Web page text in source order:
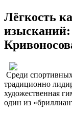
Лёгкость
изысканий:
Среди
традиционно
художественная
один из